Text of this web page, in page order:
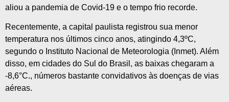
aliou a pandemia de Covid-19 e o tempo frio recorde.
Recentemente, a capital paulista registrou sua menor
temperatura nos últimos cinco anos, atingindo 4,3ºC,
segundo o Instituto Nacional de Meteorologia (Inmet). Além
disso, em cidades do Sul do Brasil, as baixas chegaram a
-8,6°C., números bastante convidativos às doenças de vias
aéreas.